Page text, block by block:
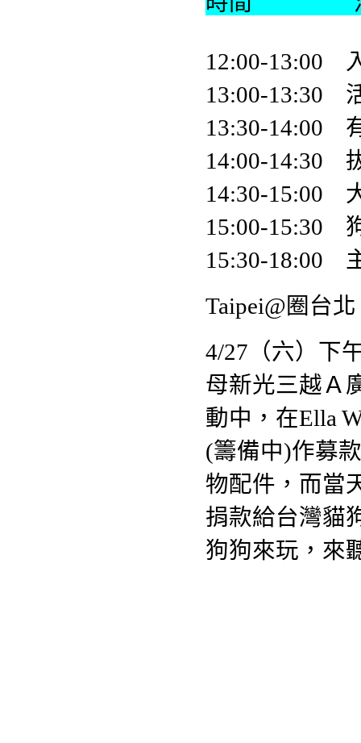
12:00-13:00
13:00-13:30
13:30-14:00
14:00-14:30
14:30-15:00
15:00-15:30
15:30-18:00
Taipei@圈台北
4/27（六）下
母新光三越Ａ
動中，在Ella
(籌備中)作募
物配件，而當
捐款給台灣貓
狗狗來玩，來